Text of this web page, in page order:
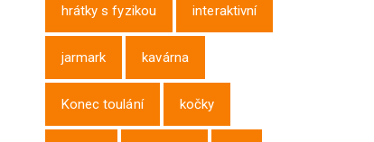
hrátky s fyzikou interaktivní
jarmark kavárna
Konec toulání kočky